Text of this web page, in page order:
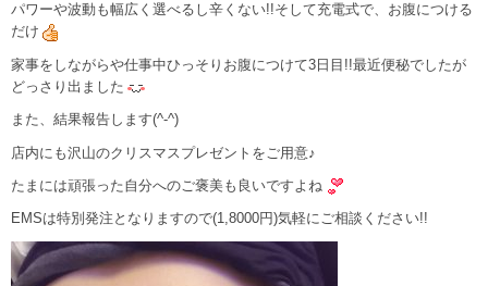
パワーや波動も幅広く選べるし辛くない!!そして充電式で、お腹につける
だけ
家事をしながらや仕事中ひっそりお腹につけて3日目!!最近便秘でしたが
どっさり出ました
また、結果報告します(^-^)
店内にも沢山のクリスマスプレゼントをご用意♪
たまには頑張った自分へのご褒美も良いですよね
EMSは特別発注となりますので(1,8000円)気軽にご相談ください!!